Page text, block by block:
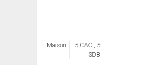
Maison
5 CAC , 5
SDB